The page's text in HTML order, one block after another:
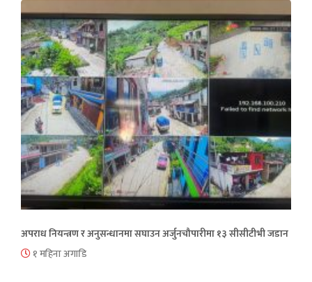
अपराध नियन्त्रण र अनुसन्धानमा सघाउन अर्जुनचौपारीमा १३ सीसीटीभी जडान
१ महिना अगाडि